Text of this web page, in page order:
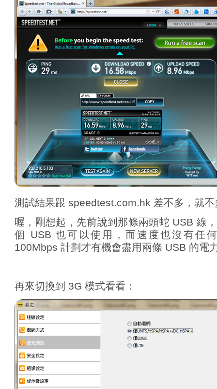
測試結果跟 speedtest.com.hk 差不多，就不
喔，剛想起，先前說到那條兩頭蛇 USB 線
個 USB 也可以使用，而速度也沒有任
100Mbps 計劃才有機會盡用兩條 USB 的電
再來切換到 3G 模式看看：